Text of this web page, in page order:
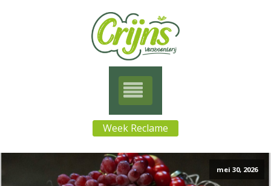
Week Reclame
mei 30, 2026